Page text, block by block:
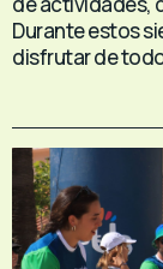
Durante estos
disfrutar de